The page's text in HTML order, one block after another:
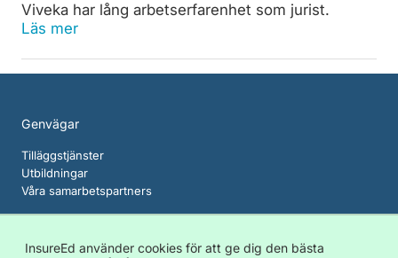
Viveka har lång arbetserfarenhet som jurist.
Läs mer
Genvägar
Tilläggstjänster
Utbildningar
Våra samarbetspartners
Om InsureEd
Cookies
InsureEd använder cookies för att ge dig den bästa